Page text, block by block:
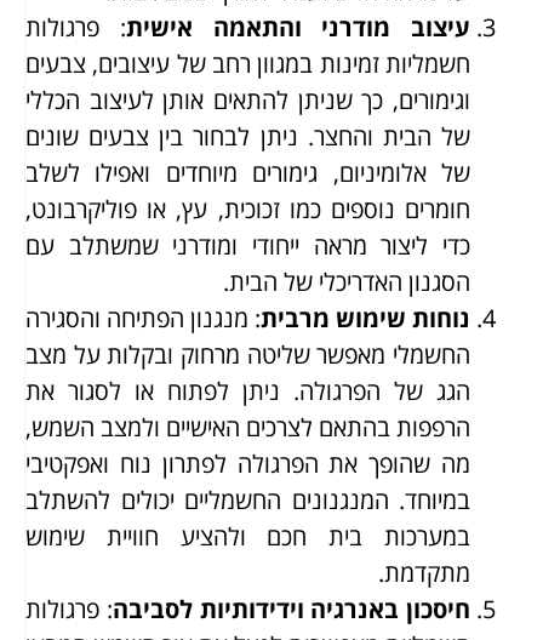
עיצוב מודרני והתאמה אישית: פרגולות
חשמליות זמינות במגוון רחב של עיצובים, צבעים
וגימורים, כך שניתן להתאים אותן לעיצוב הכללי
של הבית והחצר. ניתן לבחור בין צבעים שונים
של אלומיניום, גימורים מיוחדים ואפילו לשלב
חומרים נוספים כמו זכוכית, עץ, או פוליקרבונט,
כדי ליצור מראה ייחודי ומודרני שמשתלב עם
הסגנון האדריכלי של הבית.
נוחות שימוש מרבית: מנגנון הפתיחה והסגירה
החשמלי מאפשר שליטה מרחוק ובקלות על מצב
הגג של הפרגולה. ניתן לפתוח או לסגור את
הרפפות בהתאם לצרכים האישיים ולמצב השמש,
מה שהופך את הפרגולה לפתרון נוח ואפקטיבי
במיוחד. המנגנונים החשמליים יכולים להשתלב
במערכות בית חכם ולהציע חוויית שימוש
מתקדמת.
חיסכון באנרגיה וידידותיות לסביבה: פרגולות